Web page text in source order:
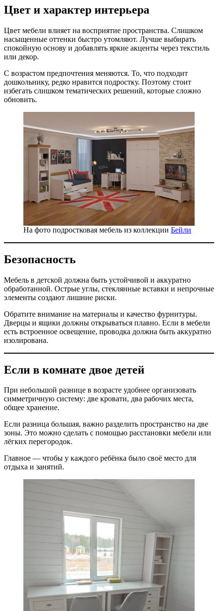
Цвет и характер интерьера
Цвет мебели влияет на восприятие пространства. Слишком
насыщенные оттенки быстро утомляют. Лучше выбирать
спокойную основу и добавлять яркие акценты через текстиль
или декор.
С возрастом предпочтения меняются. То, что подходит
дошкольнику, редко нравится подростку. Поэтому стоит
избегать слишком тематических решений, которые сложно
обновить.
На фото подростковая мебель из коллекции Бейли
Безопасность
Мебель в детской должна быть устойчивой и аккуратно
обработанной. Острые углы, стеклянные вставки и непрочные
элементы создают лишние риски.
Обратите внимание на материалы и качество фурнитуры.
Дверцы и ящики должны открываться плавно. Если в мебели
есть встроенное освещение, проводка должна быть аккуратно
изолирована.
Если в комнате двое детей
При небольшой разнице в возрасте удобнее организовать
симметричную систему: две кровати, два рабочих места,
общее хранение.
Если разница большая, важно разделить пространство на две
зоны. Это можно сделать с помощью расстановки мебели или
лёгких перегородок.
Главное — чтобы у каждого ребёнка было своё место для
отдыха и занятий.